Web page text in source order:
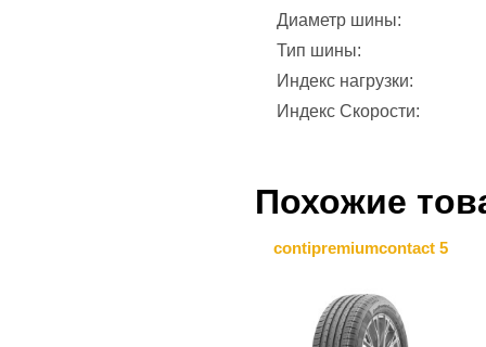
Диаметр шины:
Тип шины:
Индекс нагрузки:
Индекс Скорости:
Похожие
contipremiumcontact 5